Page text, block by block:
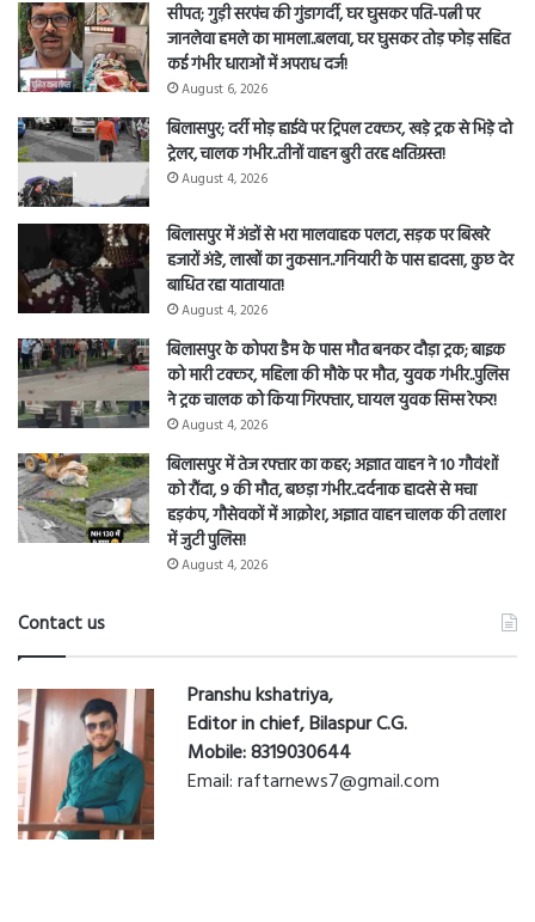
सीपत; गुड़ी सरपंच की गुंडागर्दी, घर घुसकर पति-पत्नी पर
जानलेवा हमले का मामला..बलवा, घर घुसकर तोड़ फोड़ सहित
कई गंभीर धाराओं में अपराध दर्ज!
August 6, 2026
बिलासपुर; दर्री मोड़ हाईवे पर ट्रिपल टक्कर, खड़े ट्रक से भिड़े दो
ट्रेलर, चालक गंभीर..तीनों वाहन बुरी तरह क्षतिग्रस्त!
August 4, 2026
बिलासपुर में अंडों से भरा मालवाहक पलटा, सड़क पर बिखरे
हजारों अंडे, लाखों का नुकसान..गनियारी के पास हादसा, कुछ देर
बाधित रहा यातायात!
August 4, 2026
बिलासपुर के कोपरा डैम के पास मौत बनकर दौड़ा ट्रक; बाइक
को मारी टक्कर, महिला की मौके पर मौत, युवक गंभीर..पुलिस
ने ट्रक चालक को किया गिरफ्तार, घायल युवक सिम्स रेफर!
August 4, 2026
बिलासपुर में तेज रफ्तार का कहर; अज्ञात वाहन ने 10 गौवंशों
को रौंदा, 9 की मौत, बछड़ा गंभीर..दर्दनाक हादसे से मचा
हड़कंप, गौसेवकों में आक्रोश, अज्ञात वाहन चालक की तलाश
में जुटी पुलिस!
August 4, 2026
Contact us
Pranshu kshatriya,
Editor in chief, Bilaspur C.G.
Mobile: 8319030644
Email: raftarnews7@gmail.com